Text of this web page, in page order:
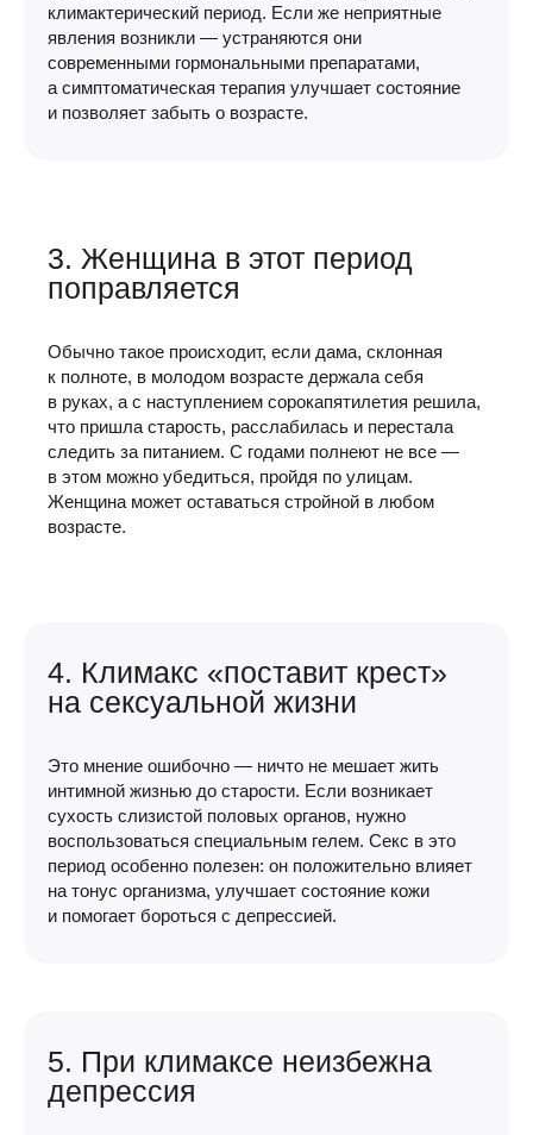
климактерический период. Если же неприятные
явления возникли — устраняются они
современными гормональными препаратами,
а симптоматическая терапия улучшает состояние
и позволяет забыть о возрасте.
3. Женщина в этот период
поправляется
Обычно такое происходит, если дама, склонная
к полноте, в молодом возрасте держала себя
в руках, а с наступлением сорокапятилетия решила,
что пришла старость, расслабилась и перестала
следить за питанием. С годами полнеют не все —
в этом можно убедиться, пройдя по улицам.
Женщина может оставаться стройной в любом
возрасте.
4. Климакс «поставит крест»
на сексуальной жизни
Это мнение ошибочно — ничто не мешает жить
интимной жизнью до старости. Если возникает
сухость слизистой половых органов, нужно
воспользоваться специальным гелем. Секс в это
период особенно полезен: он положительно влияет
на тонус организма, улучшает состояние кожи
и помогает бороться с депрессией.
5. При климаксе неизбежна
депрессия